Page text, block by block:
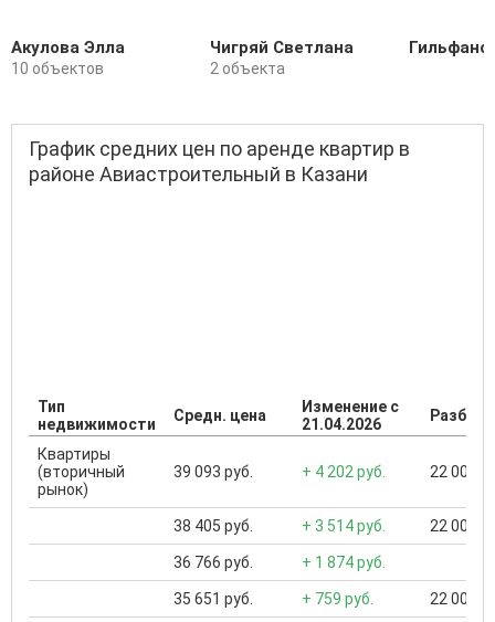
Акулова Элла
10 объектов
Чигряй Светлана
2 объекта
График средних цен по аренде квартир в
районе Авиастроительный в Казани
Тип
недвижимости
Средн. цена
Изменение с
21.04.2026
Квартиры
(вторичный
рынок)
39 093 руб. + 4 202 руб. 22 000
38 405 руб. + 3 514 руб. 22 000
36 766 руб. + 1 874 руб.
35 651 руб. + 759 руб. 22 000